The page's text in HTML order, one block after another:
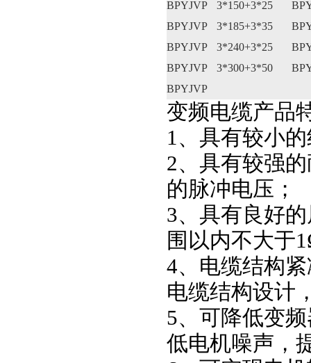
BPYJVP
3*150+3*25
BPYJVP
3*185+3*35
BPYJVP
3*240+3*25
BPYJVP
3*300+3*50
BPYJVP
变频电缆产品
1、具有较小
2、具有较强
的脉冲电压；
3、具有良好
围以内不大于
4、电缆结构
电缆结构设计
5、可降低变
低电机噪声，